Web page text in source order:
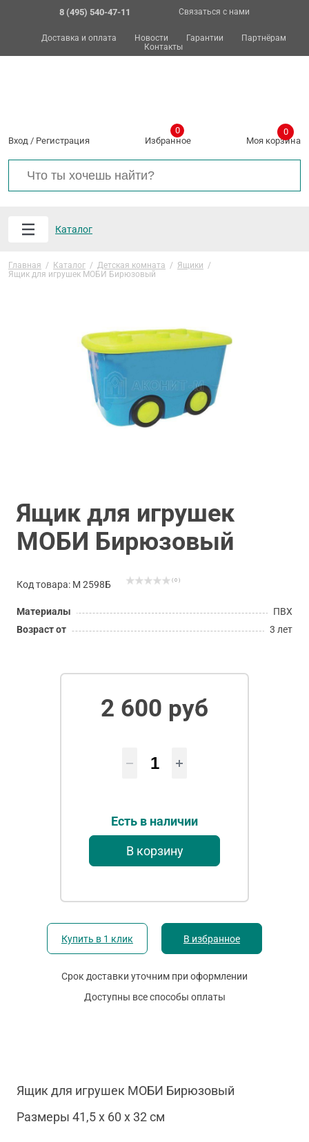
8 (495) 540-47-11 Связаться с нами
Доставка и оплата Новости Гарантии
Партнёрам
Контакты
Вход / Регистрация Избранное
0
Моя корзина
0
Каталог
Главная / Каталог / Детская комната / Ящики /
Ящик для игрушек МОБИ Бирюзовый
Ящик для игрушек
МОБИ Бирюзовый
Код товара: М 2598Б ( 0 )
Материалы
ПВХ
Возраст от
3 лет
2 600 руб
Есть в наличии
В корзину
Купить в 1 клик В избранное
Срок доставки уточним при оформлении
Доступны все способы оплаты
Ящик для игрушек МОБИ Бирюзовый
Размеры 41,5 х 60 х 32 см